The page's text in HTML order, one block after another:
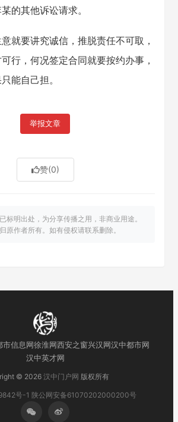
的其他诉讼请求。
就要讲究诚信，推脱责任不可取，
行，何况签定合同就要按约办事，
能自己担。
举报文章
赞(0)
标明出处，为分享传播之用，非商业用途。
原作者所有。如有侵权请联系删除。
市信息网徐淮网西安之窗兴汉网汉中都市网
汉中英才网
© 2026 汉中门户网 版权所有
号-1 陕公网安备61070202000200号